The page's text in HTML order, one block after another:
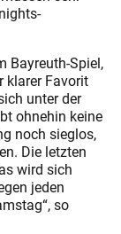
Bayreuth-Spiel,
klarer Favorit
unter der
ohnehin keine
noch sieglos,
Die letzten
wird sich
jeden
so